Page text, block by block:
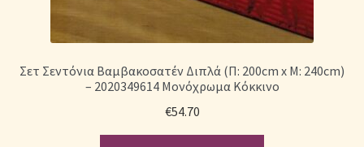
Σετ Σεντόνια Βαμβακοσατέν Διπλά (Π: 200cm x Μ: 240cm)
– 2020349614 Μονόχρωμα Κόκκινο
€54.70